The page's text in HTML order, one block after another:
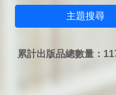
主題搜尋
累計出版品總數量：